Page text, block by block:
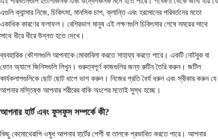
এগুলি ক্যান্সার নিজে, চিকিৎসা, মানসিক চাপ, ক্লান্তি এবং হরমোনের পরিবর্তনের মতো
একাধিক কারণের ফলাফল। বেশিরভাগ মানুষ এই লক্ষণগুলি চিকিৎসার শেষে সময়ের সাথে
সাথে ধীরে ধীরে উন্নত হতে দেখে।
ব্যবহারিক কৌশলগুলি আপনাকে মোকাবিলা করতে সাহায্য করতে পারে। একটি নোটবুক বা
ফোন অ্যাপে জিনিসগুলি লিখুন। গুরুত্বপূর্ণ কাজগুলির জন্য রুটিন তৈরি করুন। জটিল
কার্যকলাপগুলিকে ছোট ছোট ধাপে ভাগ করুন। নিজের প্রতি ধৈর্য ধরুন এবং স্বীকার করুন যে
আপনার মস্তিষ্ক আপনার শরীরের বাকি অংশের মতোই সুস্থ হচ্ছে।
আপনার হার্ট এবং ফুসফুস সম্পর্কে কী?
কিছু কেমোথেরাপি ওষুধ আপনার হার্টের পেশী বা তালকে প্রভাবিত করতে পারে। আপনার